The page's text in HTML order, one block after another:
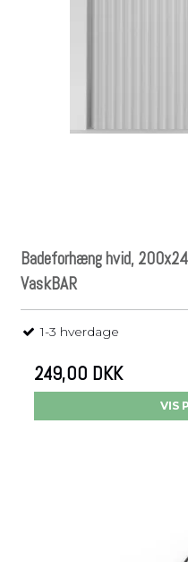
Badeforhæng hvid,
VaskBAR
1-3 hverdage
249,00 DKK
VIS